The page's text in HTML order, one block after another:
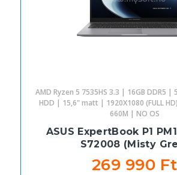
AMD Ryzen 5 7535HS 3.3 | 16GB DDR5 |
HDD | 15,6" matt | 1920X1080 (FULL
660M | NO OS
ASUS ExpertBook P1
S72008 (Misty
269 990 Ft